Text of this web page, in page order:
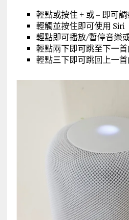
輕點或按住 + 或 – 即可
輕觸並按住即可使用 Siri
輕點即可播放/暫停音樂
輕點兩下即可跳至下一首
輕點三下即可跳回上一首